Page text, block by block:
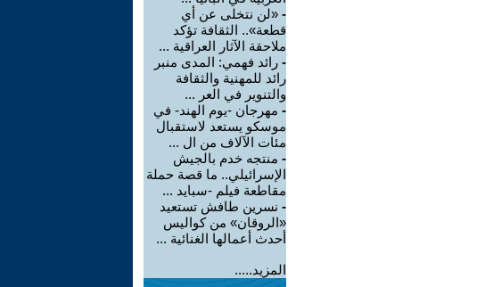
- «لن نتخلى عن أي
قطعة».. الثقافة تؤكد
ملاحقة الآثار العراقية ...
- رائد فهمي: المدى منبر
رائد للمهنية والثقافة
والتنوير في العر ...
- مهرجان -يوم الهند- في
موسكو يستعد لاستقبال
مئات الآلاف من ال ...
- منتجه خدم بالجيش
الإسرائيلي.. ما قصة حملة
مقاطعة فيلم -سبايد ...
- نسرين طافش تستعيد
«الروقان» من كواليس
أحدث أعمالها الغنائية ...
المزيد.....